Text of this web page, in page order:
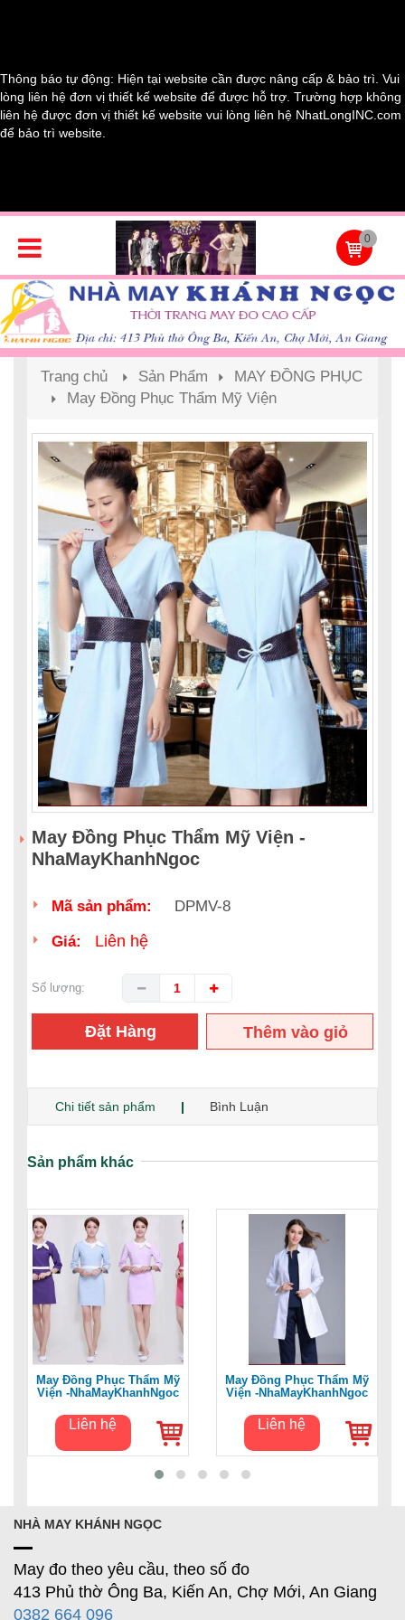
Thông báo tự động: Hiện tại website cần được nâng cấp & bảo trì. Vui
lòng liên hệ đơn vị thiết kế website để được hỗ trợ. Trường hợp không
liên hệ được đơn vị thiết kế website vui lòng liên hệ NhatLongINC.com
để bảo trì website.
0
Trang chủ Sản Phẩm
MAY ĐỒNG PHỤC
May Đồng Phục Thẩm Mỹ Viện
May Đồng Phục Thẩm Mỹ Viện -
NhaMayKhanhNgoc
Mã sản phẩm: DPMV-8
Giá: Liên hệ
Số lượng:
Đặt Hàng
Thêm vào giỏ
Chi tiết sản phẩm Bình Luận
Sản phẩm khác
May Đồng Phục Thẩm Mỹ
Viện -NhaMayKhanhNgoc
Liên hệ
May Đồng Phục Thẩm Mỹ
Viện -NhaMayKhanhNgoc
Liên hệ
NHÀ MAY KHÁNH NGỌC
May đo theo yêu cầu, theo số đo
413 Phủ thờ Ông Ba, Kiến An, Chợ Mới, An Giang
0382 664 096